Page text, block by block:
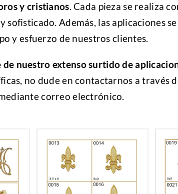
y cristianos. Cada pieza se realiza
Además, las aplicaciones
y esfuerzo de nuestros clientes.
nuestro extenso surtido de
no dude en contactarnos a través
correo electrónico.